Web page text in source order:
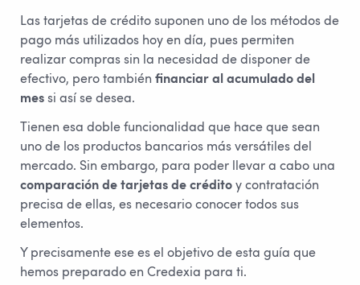
Las tarjetas de crédito suponen uno de los métodos de
pago más utilizados hoy en día, pues permiten
realizar compras sin la necesidad de disponer de
efectivo, pero también financiar al acumulado del
mes si así se desea.
Tienen esa doble funcionalidad que hace que sean
uno de los productos bancarios más versátiles del
mercado. Sin embargo, para poder llevar a cabo una
comparación de tarjetas de crédito y contratación
precisa de ellas, es necesario conocer todos sus
elementos.
Y precisamente ese es el objetivo de esta guía que
hemos preparado en Credexia para ti.